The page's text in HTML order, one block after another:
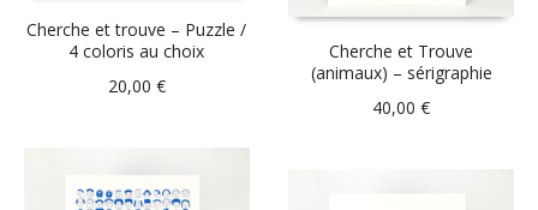
Cherche et trouve – Puzzle /
4 coloris au choix
20,00 €
Cherche et Trouve
(animaux) – sérigraphie
40,00€